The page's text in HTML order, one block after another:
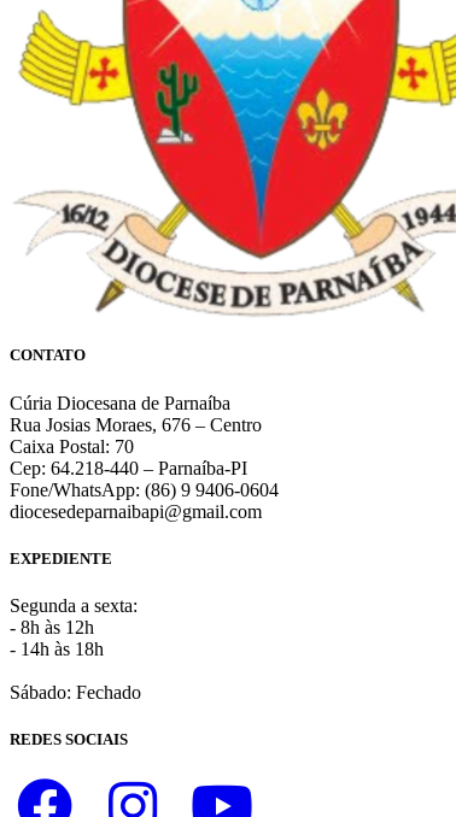
CONTATO
Cúria Diocesana de Parnaíba
Rua Josias Moraes, 676 – Centro
Caixa Postal: 70
Cep: 64.218-440 – Parnaíba-PI
Fone/WhatsApp: (86) 9 9406-0604
diocesedeparnaibapi@gmail.com
EXPEDIENTE
Segunda a sexta:
- 8h às 12h
- 14h às 18h
Sábado: Fechado
REDES SOCIAIS